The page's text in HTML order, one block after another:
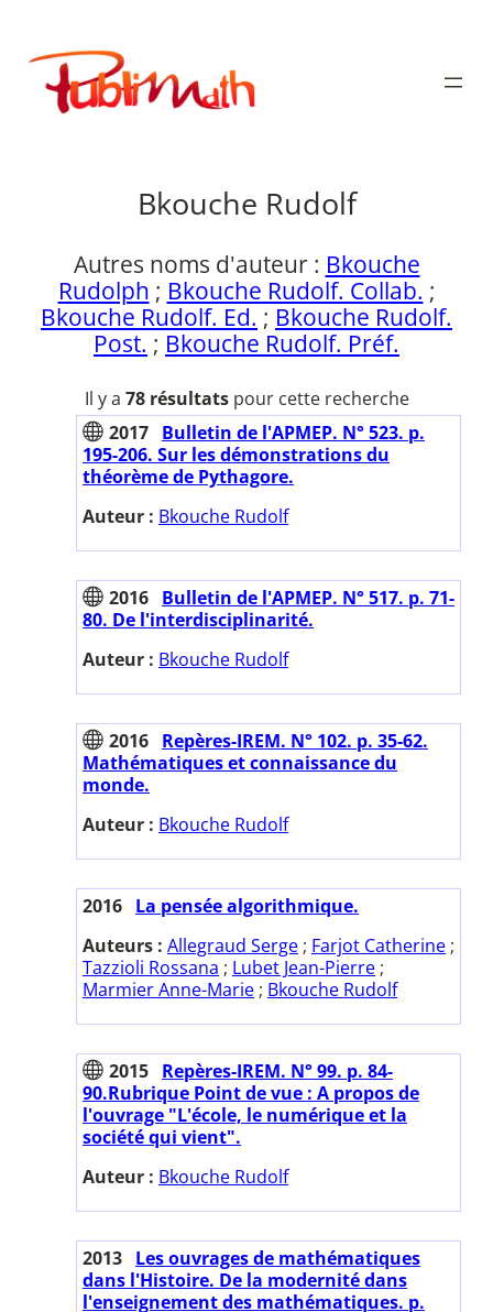
contenu
Publimath
Bkouche Rudolf
Autres noms d'auteur : Bkouche
Rudolph ; Bkouche Rudolf. Collab. ;
Bkouche Rudolf. Ed. ; Bkouche Rudolf.
Post. ; Bkouche Rudolf. Préf.
Il y a 78 résultatspour cette recherche
2017 Bulletin de l'APMEP. N° 523. p.
195-206. Sur les démonstrations du
théorème de Pythagore.
Auteur : Bkouche Rudolf
2016 Bulletin de l'APMEP. N° 517. p. 71-
80. De l'interdisciplinarité.
Auteur : Bkouche Rudolf
2016 Repères-IREM. N° 102. p. 35-62.
Mathématiques et connaissance du
monde.
Auteur : Bkouche Rudolf
2016 La pensée algorithmique.
Auteurs : Allegraud Serge ; Farjot Catherine ;
Tazzioli Rossana ; Lubet Jean-Pierre ;
Marmier Anne-Marie ; Bkouche Rudolf
2015 Repères-IREM. N° 99. p. 84-
90.Rubrique Point de vue : A propos de
l'ouvrage "L'école, le numérique et la
société qui vient".
Auteur : Bkouche Rudolf
2013 Les ouvrages de mathématiques
dans l'Histoire. De la modernité dans
l'enseignement des mathématiques. p.